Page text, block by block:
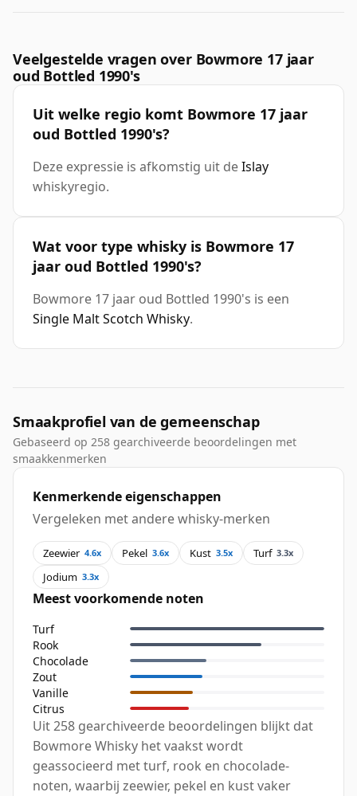
Veelgestelde vragen over Bowmore 17 jaar
oud Bottled 1990's
Uit welke regio komt Bowmore 17 jaar
oud Bottled 1990's?
Deze expressie is afkomstig uit deIslay
whiskyregio.
Wat voor type whisky is Bowmore 17
jaar oud Bottled 1990's?
Bowmore 17 jaar oud Bottled 1990's is een
Single Malt Scotch Whisky.
Smaakprofiel van de gemeenschap
Gebaseerd op 258 gearchiveerde beoordelingen met
smaakkenmerken
Kenmerkende eigenschappen
Vergeleken met andere whisky-merken
Zeewier 4.6x Pekel 3.6x Kust 3.5x Turf 3.3x
Jodium 3.3x
Meest voorkomende noten
Turf
Rook
Chocolade
Zout
Vanille
Citrus
Uit 258 gearchiveerde beoordelingen blijkt dat
Bowmore Whisky het vaakst wordt
geassocieerd met turf, rook en chocolade-
noten, waarbij zeewier, pekel en kust vaker